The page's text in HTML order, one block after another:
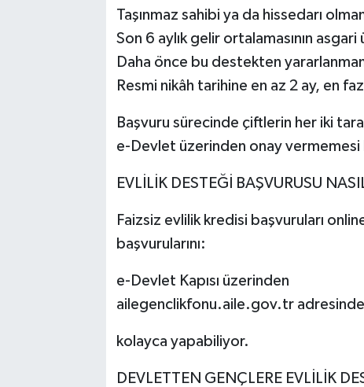
Taşınmaz sahibi ya da hissedarı
Son 6 aylık gelir ortalamasının asgari
Daha önce bu destekten
Resmi nikâh tarihine en az 2 ay, en
Başvuru sürecinde çiftlerin her iki
e-Devlet üzerinden onay vermemesi
EVLİLİK DESTEĞİ BAŞVURUSU
Faizsiz evlilik kredisi başvuruları
başvurularını:
e-Devlet Kapısı üzerinden
ailegenclikfonu.aile.gov.tr
kolayca yapabiliyor.
DEVLETTEN GENÇLERE EVLİLİK